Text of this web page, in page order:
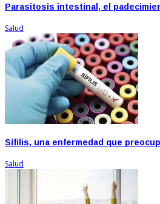
Parasitosis intestinal, el
Salud
Sífilis, una enfermedad que
Salud